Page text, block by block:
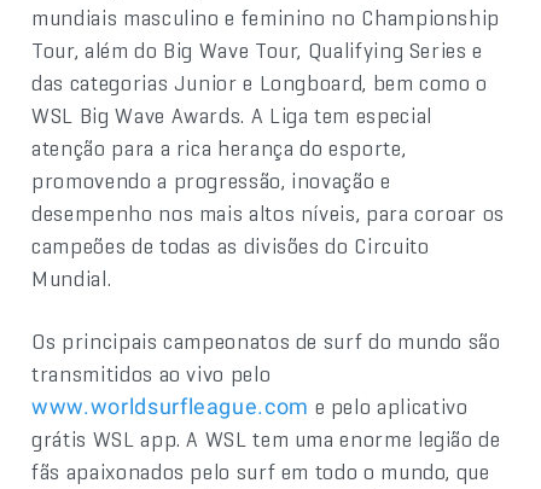
mundiais masculino e feminino no Championship
Tour, além do Big Wave Tour, Qualifying Series e
das categorias Junior e Longboard, bem como o
WSL Big Wave Awards. A Liga tem especial
atenção para a rica herança do esporte,
promovendo a progressão, inovação e
desempenho nos mais altos níveis, para coroar os
campeões de todas as divisões do Circuito
Mundial.
Os principais campeonatos de surf do mundo são
transmitidos ao vivo pelo
www.worldsurfleague.com e pelo aplicativo
grátis WSL app. A WSL tem uma enorme legião de
fãs apaixonados pelo surf em todo o mundo, que